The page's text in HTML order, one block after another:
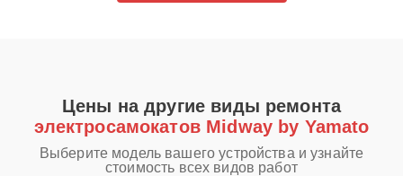
Цены на другие виды ремонта
электросамокатов Midway by Yamato
Выберите модель вашего устройства и узнайте
стоимость всех видов работ